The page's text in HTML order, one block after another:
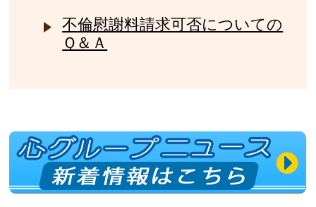
不倫慰謝料請求可否についての
Ｑ＆Ａ